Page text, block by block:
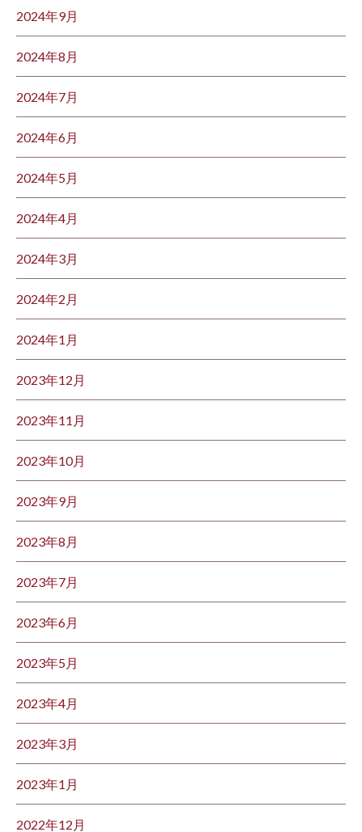
2024年9月
2024年8月
2024年7月
2024年6月
2024年5月
2024年4月
2024年3月
2024年2月
2024年1月
2023年12月
2023年11月
2023年10月
2023年9月
2023年8月
2023年7月
2023年6月
2023年5月
2023年4月
2023年3月
2023年1月
2022年12月